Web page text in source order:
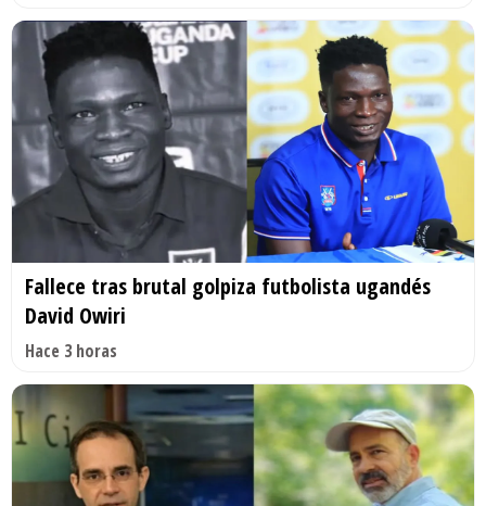
Fallece tras brutal golpiza futbolista ugandés
David Owiri
Hace 3 horas